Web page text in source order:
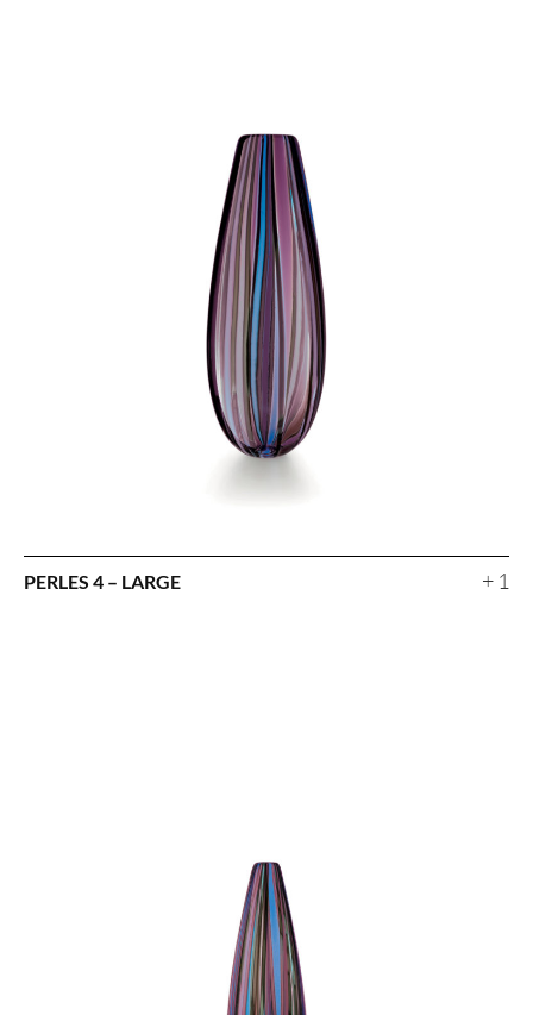
PERLES 4 – LARGE + 1